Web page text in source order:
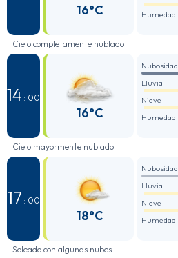
16°C Humedad
Cielo completamente nublado
14 : 00
16°C
Nubosidad
Lluvia
Nieve
Humedad
Cielo mayormente nublado
17 : 00
18°C
Nubosidad
Lluvia
Nieve
Humedad
Soleado con algunas nubes